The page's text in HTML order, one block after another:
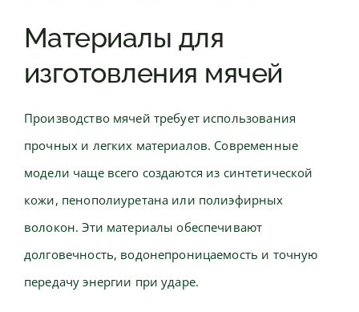
Материалы для
изготовления мячей
Производство мячей требует использования
прочных и легких материалов. Современные
модели чаще всего создаются из синтетической
кожи, пенополиуретана или полиэфирных
волокон. Эти материалы обеспечивают
долговечность, водонепроницаемость и точную
передачу энергии при ударе.